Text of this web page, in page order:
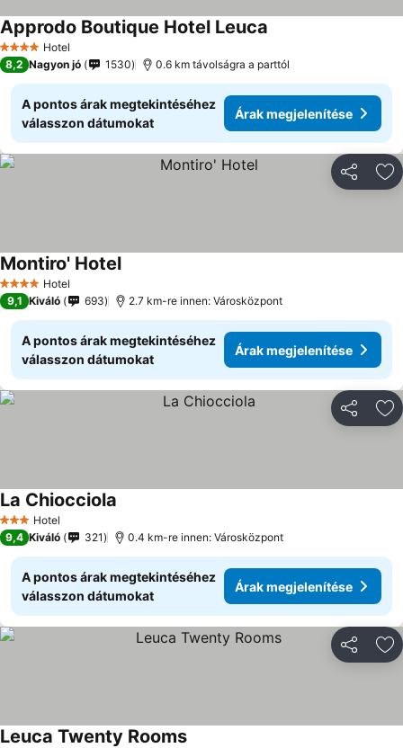
4 KategóriaHotel
Approdo Boutique Hotel Leuca
8,2 Nagyon jó 1530 0.6 km távolságra a parttól
A pontos árak megtekintéséhez
válasszon dátumokat
Árak megjelenítése
4 KategóriaHotel
Montiro' Hotel
9,1 Kiváló 693 2.7 km-re innen: Városközpont
A pontos árak megtekintéséhez
válasszon dátumokat
Árak megjelenítése
3 Kategória
Hotel
La Chiocciola
9,4 Kiváló 321 0.4 km-re innen: Városközpont
A pontos árak megtekintéséhez
válasszon dátumokat
Árak megjelenítése
Leuca Twenty Rooms